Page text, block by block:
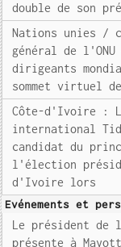
double de son
Nations unies
général de
dirigeants
sommet virtuel
Côte-d'Ivoire :
international
candidat du
l'élection
d'Ivoire lors
Evénements et
Le président de la
présente à